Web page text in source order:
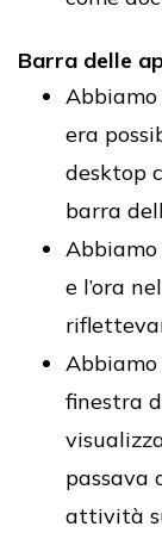
Barra delle
era
desktop
barra
e l’ora
finestra
passava
attività